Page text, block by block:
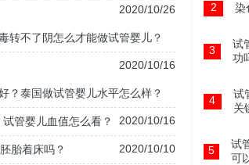
2020/10/26
转不了阴怎么才能做试管婴儿？
2020/10/16
？泰国做试管婴儿水平怎么样？
2020/10/16
管婴儿血值怎么看？
2020/10/10
胎着床吗？
2 染
3
试
功
4
试
关
5
试
可